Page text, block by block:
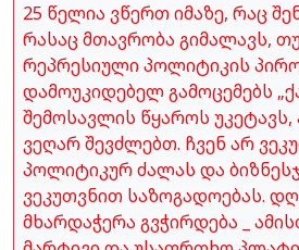
25 წელია ვწერთ იმაზე, რაც
რასაც მთავრობა გიმალავს,
რეპრესიული პოლიტიკის
დამოუკიდებელ გამოცემებს
შემოსავლის წყაროს
ვეღარ შევძლებთ. ჩვენ არ
პოლიტიკურ ძალას და
ვეკუთვნით საზოგადოებას.
მხარდაჭერა გვჭირდება _